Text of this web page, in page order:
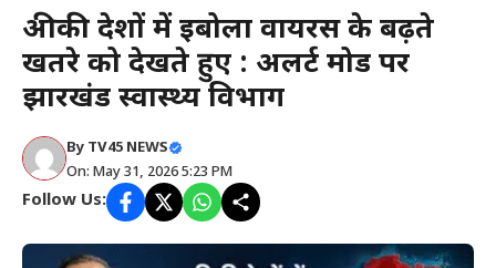
अफ्रीकी देशों में इबोला वायरस के बढ़ते
खतरे को देखते हुए : अलर्ट मोड पर
झारखंड स्वास्थ्य विभाग
By TV45 NEWS
On: May 31, 2026 5:23 PM
Follow Us: